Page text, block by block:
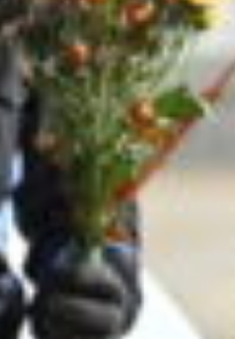
Ridsport
Om travskolan
Samarbetspartners
Licenskurser
Kursutbud och Aktiviteter
Ungdoms­stipendium
Ledningsgrupp